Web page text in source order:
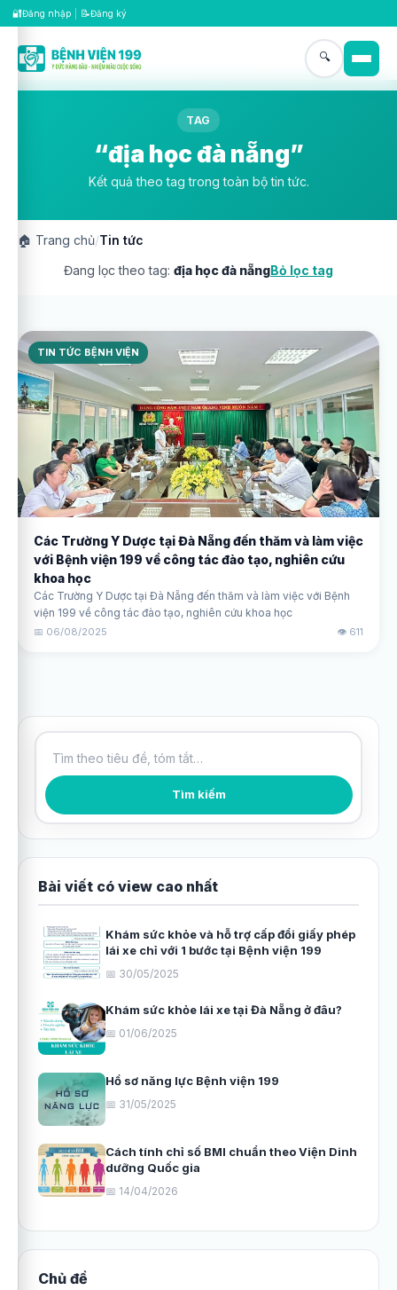
🔐Đăng nhập 📝Đăng ký
🔍
TAG
“địa học đà nẵng”
Kết quả theo tag trong toàn bộ tin tức.
🏠 Trang chủ/Tin tức
Đang lọc theo tag: địa học đà nẵngBỏ lọc tag
TIN TỨC BỆNH VIỆN
Các Trường Y Dược tại Đà Nẵng đến thăm và làm việc
với Bệnh viện 199 về công tác đào tạo, nghiên cứu
khoa học
Các Trường Y Dược tại Đà Nẵng đến thăm và làm việc với Bệnh
viện 199 về công tác đào tạo, nghiên cứu khoa học
📅 06/08/2025 👁️ 611
Tìm kiếm bài viết Tìm kiếm
Bài viết có view cao nhất
Khám sức khỏe và hỗ trợ cấp đổi giấy phép
lái xe chỉ với 1 bước tại Bệnh viện 199
📅 30/05/2025
Khám sức khỏe lái xe tại Đà Nẵng ở đâu?
📅 01/06/2025
Hồ sơ năng lực Bệnh viện 199
📅 31/05/2025
Cách tính chỉ số BMI chuẩn theo Viện Dinh
dưỡng Quốc gia
📅 14/04/2026
Chủ đề